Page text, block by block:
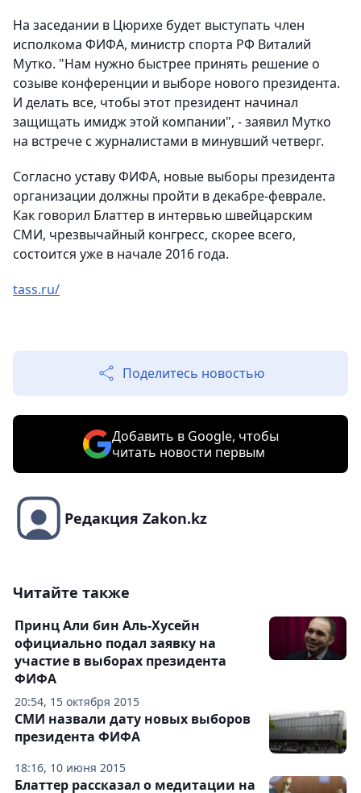
На заседании в Цюрихе будет выступать член
исполкома ФИФА, министр спорта РФ Виталий
Мутко. "Нам нужно быстрее принять решение о
созыве конференции и выборе нового президента.
И делать все, чтобы этот президент начинал
защищать имидж этой компании", - заявил Мутко
на встрече с журналистами в минувший четверг.
Согласно уставу ФИФА, новые выборы президента
организации должны пройти в декабре-феврале.
Как говорил Блаттер в интервью швейцарским
СМИ, чрезвычайный конгресс, скорее всего,
состоится уже в начале 2016 года.
tass.ru/
Поделитесь новостью
Добавить в Google, чтобы
читать новости первым
Редакция Zakon.kz
Читайте также
20:54, 15 октября 2015
Принц Али бин Аль-Хусейн
официально подал заявку на
участие в выборах президента
ФИФА
18:16, 10 июня 2015
СМИ назвали дату новых выборов
президента ФИФА
Блаттер рассказал о медитации на